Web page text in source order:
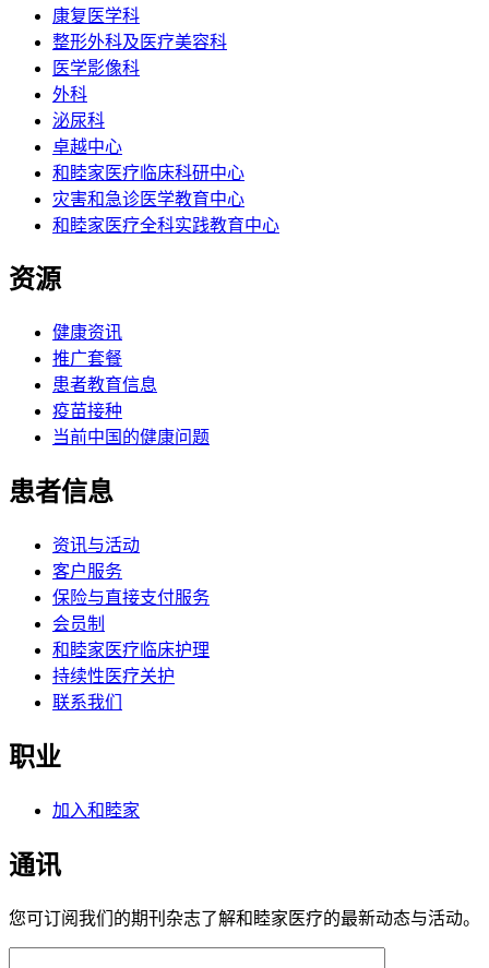
康复医学科
整形外科及医疗美容科
医学影像科
外科
泌尿科
卓越中心
和睦家医疗临床科研中心
灾害和急诊医学教育中心
和睦家医疗全科实践教育中心
资源
健康资讯
推广套餐
患者教育信息
疫苗接种
当前中国的健康问题
患者信息
资讯与活动
客户服务
保险与直接支付服务
会员制
和睦家医疗临床护理
持续性医疗关护
联系我们
职业
加入和睦家
通讯
您可订阅我们的期刊杂志了解和睦家医疗的最新动态与活动。